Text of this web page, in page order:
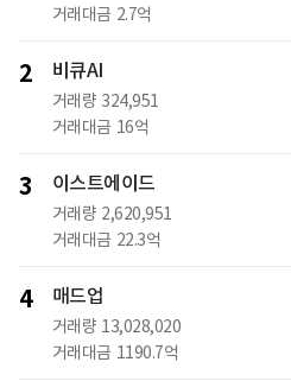
거래대금 2.7억
2 비큐AI
거래량 324,951
거래대금 16억
3 이스트에이드
거래량 2,620,951
거래대금 22.3억
4 매드업
거래량 13,028,020
거래대금 1190.7억